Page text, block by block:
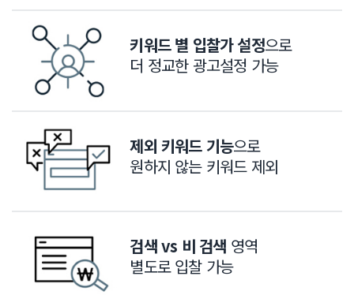
키워드 별 입찰가 설정으로
더 정교한 광고설정 가능
제외 키워드 기능으로
원하지 않는 키워드 제외
검색 vs 비 검색 영역
별도로 입찰 가능